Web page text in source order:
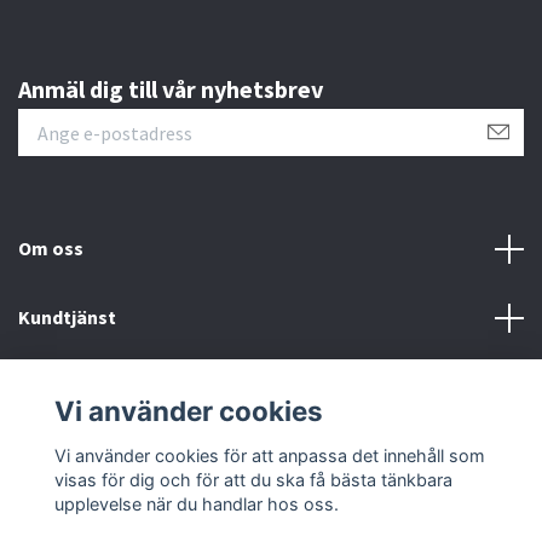
Anmäl dig till vår nyhetsbrev
Om oss
Kundtjänst
Sociala medier
Vi använder cookies
Vi använder cookies för att anpassa det innehåll som
visas för dig och för att du ska få bästa tänkbara
upplevelse när du handlar hos oss.